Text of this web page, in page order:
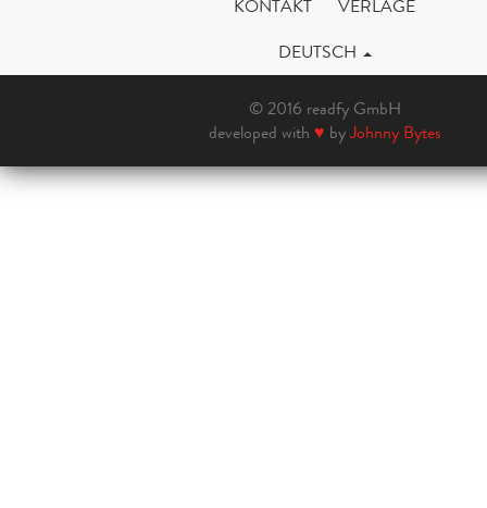
KONTAKT
VERLAGE
DEUTSCH
© 2016 readfy GmbH
developed with ♥ byJohnny Bytes